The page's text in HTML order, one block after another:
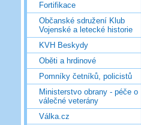
Fortifikace
Občanské sdružení Klub
Vojenské a letecké historie
KVH Beskydy
Oběti a hrdinové
Pomníky četníků, policistů
Ministerstvo obrany - péče o
válečné veterány
Válka.cz